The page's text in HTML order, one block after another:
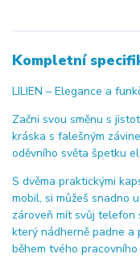
Kompletní
LILIEN – Elegance a
Začni svou směnu s
kráska s falešným
oděvního světa špetku
S dvěma praktickými
mobil, si můžeš snadno
zároveň mít svůj telefon
který nádherně padne
během tvého pracovního